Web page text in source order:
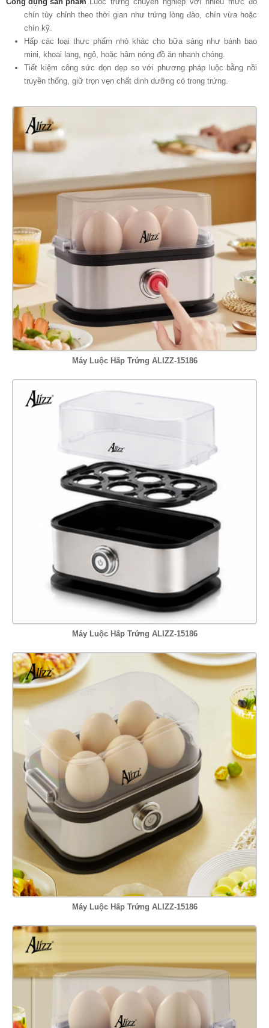
chín tùy chỉnh theo thời gian như trứng lòng đào, chín vừa hoặc
chín kỹ.
Hấp các loại thực phẩm nhỏ khác cho bữa sáng như bánh bao
mini, khoai lang, ngô, hoặc hâm nóng đồ ăn nhanh chóng.
Tiết kiệm công sức dọn dẹp so với phương pháp luộc bằng nồi
truyền thống, giữ trọn vẹn chất dinh dưỡng có trong trứng.
Máy Luộc Hấp Trứng ALIZZ-15186
Máy Luộc Hấp Trứng ALIZZ-15186
Máy Luộc Hấp Trứng ALIZZ-15186